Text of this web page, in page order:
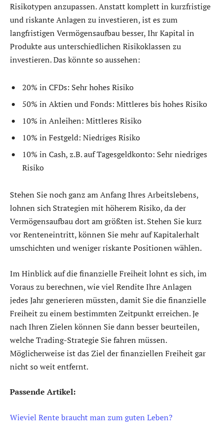
Risikotypen anzupassen. Anstatt komplett in kurzfristige
und riskante Anlagen zu investieren, ist es zum
langfristigen Vermögensaufbau besser, Ihr Kapital in
Produkte aus unterschiedlichen Risikoklassen zu
investieren. Das könnte so aussehen:
20% in CFDs: Sehr hohes Risiko
50% in Aktien und Fonds: Mittleres bis hohes Risiko
10% in Anleihen: Mittleres Risiko
10% in Festgeld: Niedriges Risiko
10% in Cash, z.B. auf Tagesgeldkonto: Sehr niedriges
Risiko
Stehen Sie noch ganz am Anfang Ihres Arbeitslebens,
lohnen sich Strategien mit höherem Risiko, da der
Vermögensaufbau dort am größten ist. Stehen Sie kurz
vor Renteneintritt, können Sie mehr auf Kapitalerhalt
umschichten und weniger riskante Positionen wählen.
Im Hinblick auf die finanzielle Freiheit lohnt es sich, im
Voraus zu berechnen, wie viel Rendite Ihre Anlagen
jedes Jahr generieren müssten, damit Sie die finanzielle
Freiheit zu einem bestimmten Zeitpunkt erreichen. Je
nach Ihren Zielen können Sie dann besser beurteilen,
welche Trading-Strategie Sie fahren müssen.
Möglicherweise ist das Ziel der finanziellen Freiheit gar
nicht so weit entfernt.
Passende Artikel:
Wieviel Rente braucht man zum guten Leben?